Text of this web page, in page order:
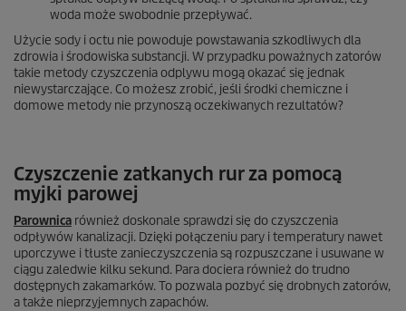
woda może swobodnie przepływać.
Użycie sody i octu nie powoduje powstawania szkodliwych dla
zdrowia i środowiska substancji. W przypadku poważnych zatorów
takie metody czyszczenia odplywu mogą okazać się jednak
niewystarczające. Co możesz zrobić, jeśli środki chemiczne i
domowe metody nie przynoszą oczekiwanych rezultatów?
Czyszczenie zatkanych rur za pomocą
myjki parowej
Parownica również doskonale sprawdzi się do czyszczenia
odpływów kanalizacji. Dzięki połączeniu pary i temperatury nawet
uporczywe i tłuste zanieczyszczenia są rozpuszczane i usuwane w
ciągu zaledwie kilku sekund. Para dociera również do trudno
dostępnych zakamarków. To pozwala pozbyć się drobnych zatorów,
a także nieprzyjemnych zapachów.